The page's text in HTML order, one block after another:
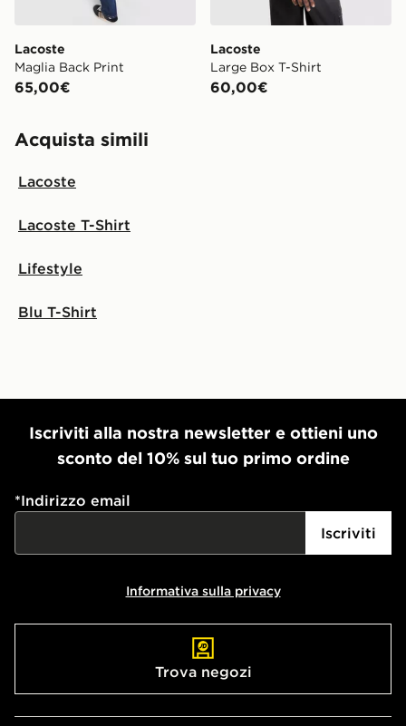
Lacoste
Maglia Back Print
65,00€
Lacoste
Large Box T-Shirt
60,00€
Acquista simili
Lacoste
Lacoste T-Shirt
Lifestyle
Blu T-Shirt
Iscriviti alla nostra newsletter e ottieni uno
sconto del 10% sul tuo primo ordine
*Indirizzo email
Iscriviti
Informativa sulla privacy
Trova negozi